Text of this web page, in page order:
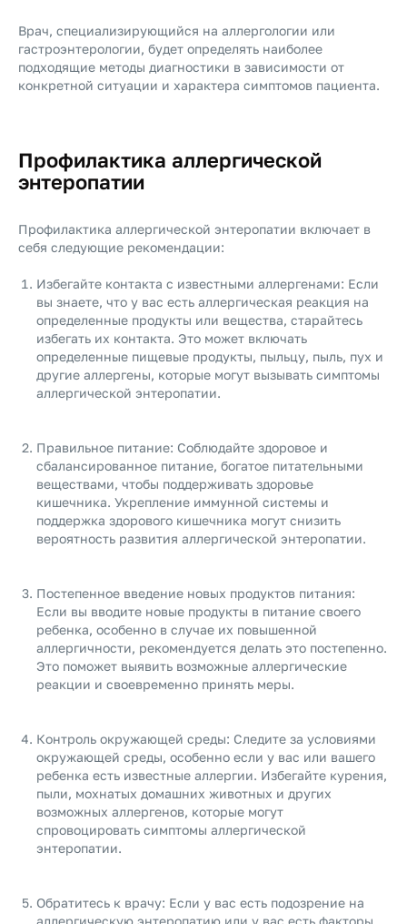
Врач, специализирующийся на аллергологии или
гастроэнтерологии, будет определять наиболее
подходящие методы диагностики в зависимости от
конкретной ситуации и характера симптомов пациента.
Профилактика аллергической
энтеропатии
Профилактика аллергической энтеропатии включает в
себя следующие рекомендации:
Избегайте контакта с известными аллергенами: Если
вы знаете, что у вас есть аллергическая реакция на
определенные продукты или вещества, старайтесь
избегать их контакта. Это может включать
определенные пищевые продукты, пыльцу, пыль, пух и
другие аллергены, которые могут вызывать симптомы
аллергической энтеропатии.
Правильное питание: Соблюдайте здоровое и
сбалансированное питание, богатое питательными
веществами, чтобы поддерживать здоровье
кишечника. Укрепление иммунной системы и
поддержка здорового кишечника могут снизить
вероятность развития аллергической энтеропатии.
Постепенное введение новых продуктов питания:
Если вы вводите новые продукты в питание своего
ребенка, особенно в случае их повышенной
аллергичности, рекомендуется делать это постепенно.
Это поможет выявить возможные аллергические
реакции и своевременно принять меры.
Контроль окружающей среды: Следите за условиями
окружающей среды, особенно если у вас или вашего
ребенка есть известные аллергии. Избегайте курения,
пыли, мохнатых домашних животных и других
возможных аллергенов, которые могут
спровоцировать симптомы аллергической
энтеропатии.
Обратитесь к врачу: Если у вас есть подозрение на
аллергическую энтеропатию или у вас есть факторы